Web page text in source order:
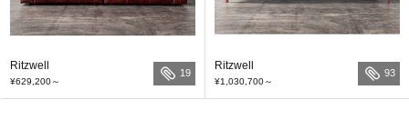
Ritzwell
¥629,200～
19
Ritzwell
¥1,030,700～
93